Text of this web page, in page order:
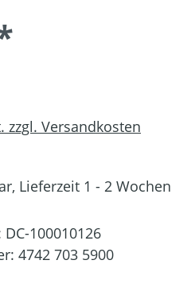
zzgl. Versandkosten
Lieferzeit 1 - 2 Wochen
DC-100010126
4742 703 5900